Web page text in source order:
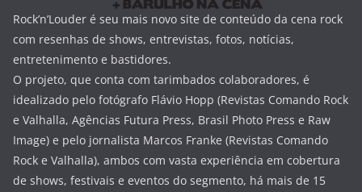
Rock’n’Louder é seu mais novo site de conteúdo da cena rock
com resenhas de shows, entrevistas, fotos, notícias,
entretenimento e bastidores.
O projeto, que conta com tarimbados colaboradores, é
idealizado pelo fotógrafo Flávio Hopp (Revistas Comando Rock
e Valhalla, Agências Futura Press, Brasil Photo Press e Raw
Image) e pelo jornalista Marcos Franke (Revistas Comando
Rock e Valhalla), ambos com vasta experiência em cobertura
de shows, festivais e eventos do segmento, há mais de 15